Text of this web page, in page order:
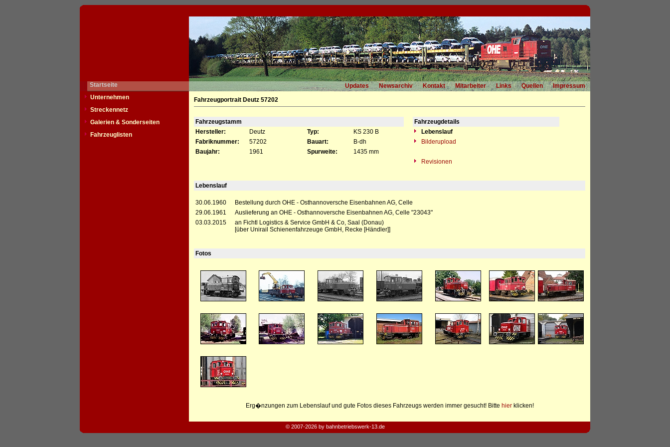
Startseite Updates Newsarchiv Kontakt Mitarbeiter Links Quellen
Impressum
Unternehmen
Streckennetz
Galerien & Sonderseiten
Fahrzeuglisten
Fahrzeugportrait Deutz 57202
Fahrzeugstamm
Fahrzeugdetails
Hersteller:
Deutz Typ: KS 230 B
Lebenslauf
Fabriknummer:
57202 Bauart: B-dh
Bilderupload
Baujahr:
1961 Spurweite:
1435 mm
Revisionen
Lebenslauf
30.06.1960
Bestellung durch OHE - Osthannoversche Eisenbahnen AG, Celle
29.06.1961
Auslieferung an OHE - Osthannoversche Eisenbahnen AG, Celle "23043"
03.03.2015
an Fichtl Logistics & Service GmbH & Co, Saal (Donau)
[über Unirail Schienenfahrzeuge GmbH, Recke [Händler]]
Fotos
Erg�nzungen zum Lebenslauf und gute Fotos dieses Fahrzeugs werden immer gesucht! Bitte hierklicken!
© 2007-2026 by bahnbetriebswerk-13.de